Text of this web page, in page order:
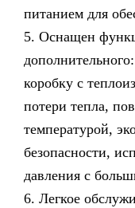
питанием для
5. Оснащен
коробку с
потери тепла,
температурой,
безопасности,
давления с
6. Легкое